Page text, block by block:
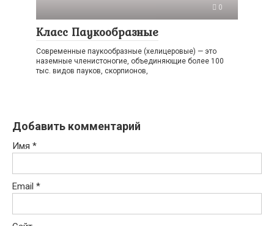
0
Класс Паукообразные
Современные паукообразные (хелицеровые) — это
наземные членистоногие, объединяющие более 100
тыс. видов пауков, скорпионов,
Добавить комментарий
Имя *
Email *